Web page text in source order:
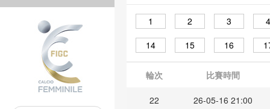
1 2 3
4
14
15 16
輪次 比賽時間
22 26-05-16 21:00